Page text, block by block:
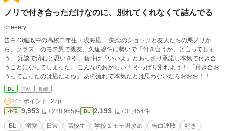
ノリで付き合っただけなのに、別れてくれなくて詰んでる
cheeery
告白23連敗中の高校二年生・浅海凪。 失恋のショックと友人たちの悪ノリか
ら、クラス一のモテ男で親友、久遠碧斗に勢いで「付き合うか」と言ってしま
う。 冗談で済むと思いきや、碧斗は「いいよ」とあっさり承諾し本気で付き合
うことになってしまった。 こんなのおかしい！ やっぱり別れよう！ 「付き合お
うって言ったのは凪だよね」 あの流れで本気だとは思わないだろおおお！！ し
かもなんで別れてくれねぇんだよ……。 凪はなんとか碧斗に愛想を尽かされよ
うと、嫌われよう大作戦を実行するが……？
BL 完結 長編
24h.ポイント 127pt
小説 9,953 位 / 228,955件 BL 2,193 位 / 31,454件
BL 溺愛 日常 高校生 学校１モテ男攻め 告白連敗
好き